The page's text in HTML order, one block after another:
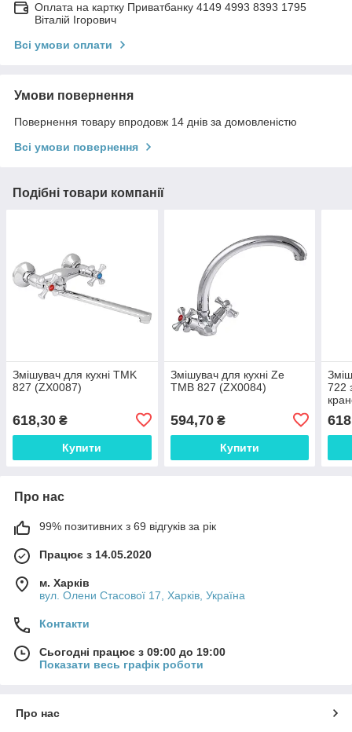
Оплата на картку Приватбанку 4149 4993 8393 1795
Віталій Ігорович
Всі умови оплати
Умови повернення
Повернення товару впродовж 14 днів за домовленістю
Всі умови повернення
Подібні товари компанії
Змішувач для кухні TMK
827 (ZX0087)
618,30 ₴
Купити
Змішувач для кухні Ze
TMB 827 (ZX0084)
594,70₴
Купити
722
Про нас
99% позитивних з 69 відгуків за рік
Працює з 14.05.2020
м. Харків
вул. Олени Стасової 17, Харків, Україна
Контакти
Сьогодні працює з 09:00 до 19:00
Показати весь графік роботи
Про нас